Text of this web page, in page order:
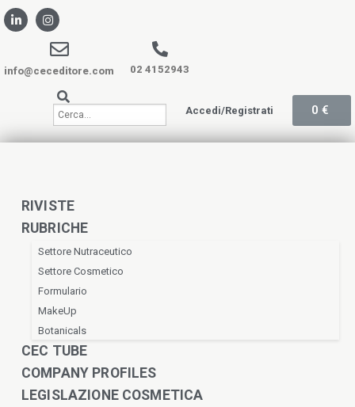
info@ceceditore.com 02 4152943
Accedi/Registrati 0 €
RIVISTE
RUBRICHE
Settore Nutraceutico
Settore Cosmetico
Formulario
MakeUp
Botanicals
CEC TUBE
COMPANY PROFILES
LEGISLAZIONE COSMETICA